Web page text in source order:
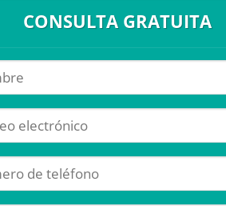
CONSULTA GRATUITA